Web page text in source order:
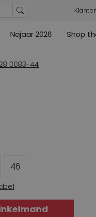
Najaar 2026
Shop
0083-44
46